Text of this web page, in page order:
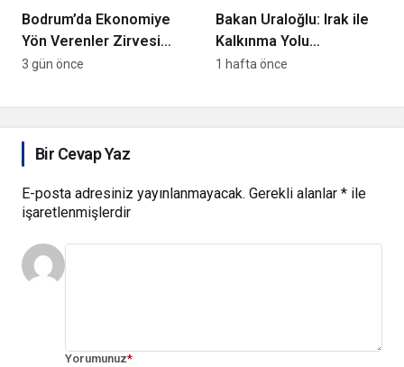
Bodrum’da Ekonomiye
Yön Verenler Zirvesi
Gerçekleşti
3 gün önce
Bakan Uraloğlu: Irak ile
Kalkınma Yolu
Projesi’nde görüş
1 hafta önce
Bir Cevap Yaz
E-posta adresiniz yayınlanmayacak. Gerekli alanlar * ile
işaretlenmişlerdir
Yorumunuz*